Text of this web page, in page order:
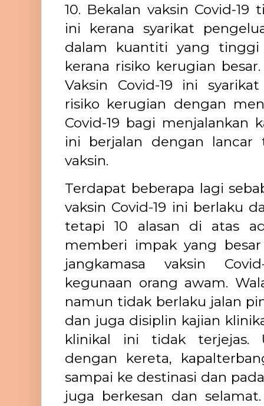
10. Bekalan vaksin Covid-
ini kerana syarikat
dalam kuantiti yang
kerana risiko kerugian
Vaksin Covid-19 ini
risiko kerugian dengan
Covid-19 bagi menjalankan
ini berjalan dengan lancar
vaksin.
Terdapat beberapa lagi
vaksin Covid-19 ini berlaku
tetapi 10 alasan di atas
memberi impak yang
jangkamasa vaksin
kegunaan orang awam.
namun tidak berlaku jalan
dan juga disiplin kajian
klinikal ini tidak terjejas.
dengan kereta,
sampai ke destinasi dan
juga berkesan dan